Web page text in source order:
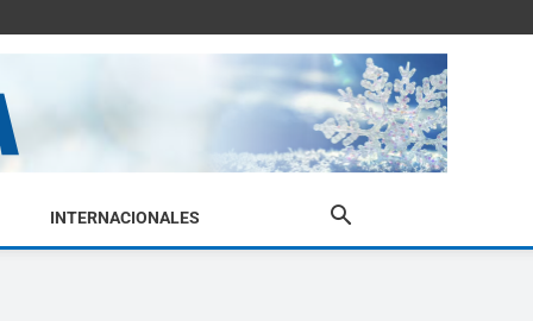
INTERNACIONALES